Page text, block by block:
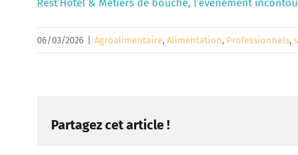
06/03/2026 Agroalimentaire, Alimentation, Professionnels,
Partagez cet article !